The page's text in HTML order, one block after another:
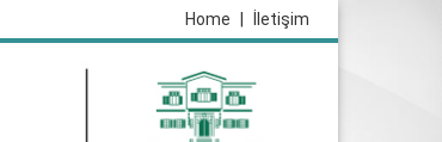
İletişim
Home